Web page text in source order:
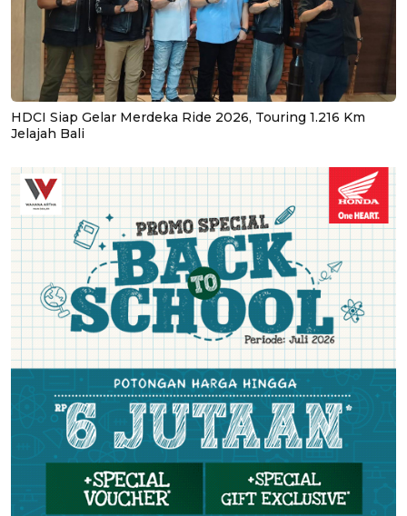
HDCI Siap Gelar Merdeka Ride 2026, Touring 1.216 Km
Jelajah Bali